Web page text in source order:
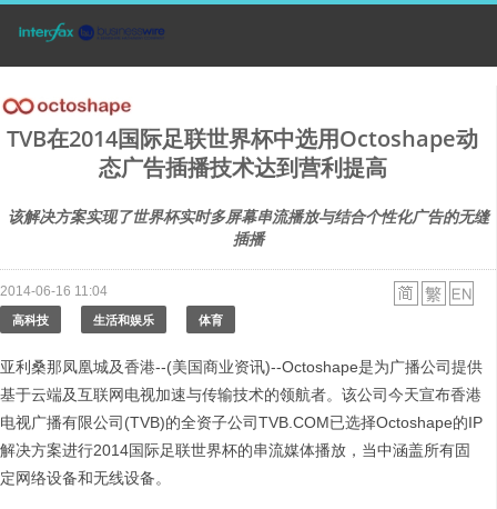
TVB在2014国际足联世界杯中选用Octoshape动
态广告插播技术达到营利提高
该解决方案实现了世界杯实时多屏幕串流播放与结合个性化广告的无缝
插播
2014-06-16 11:04
高科技 生活和娱乐 体育
亚利桑那凤凰城及香港--(美国商业资讯)--Octoshape是为广播公司提供
基于云端及互联网电视加速与传输技术的领航者。该公司今天宣布香港
电视广播有限公司(TVB)的全资子公司TVB.COM已选择Octoshape的IP
解决方案进行2014国际足联世界杯的串流媒体播放，当中涵盖所有固
定网络设备和无线设备。